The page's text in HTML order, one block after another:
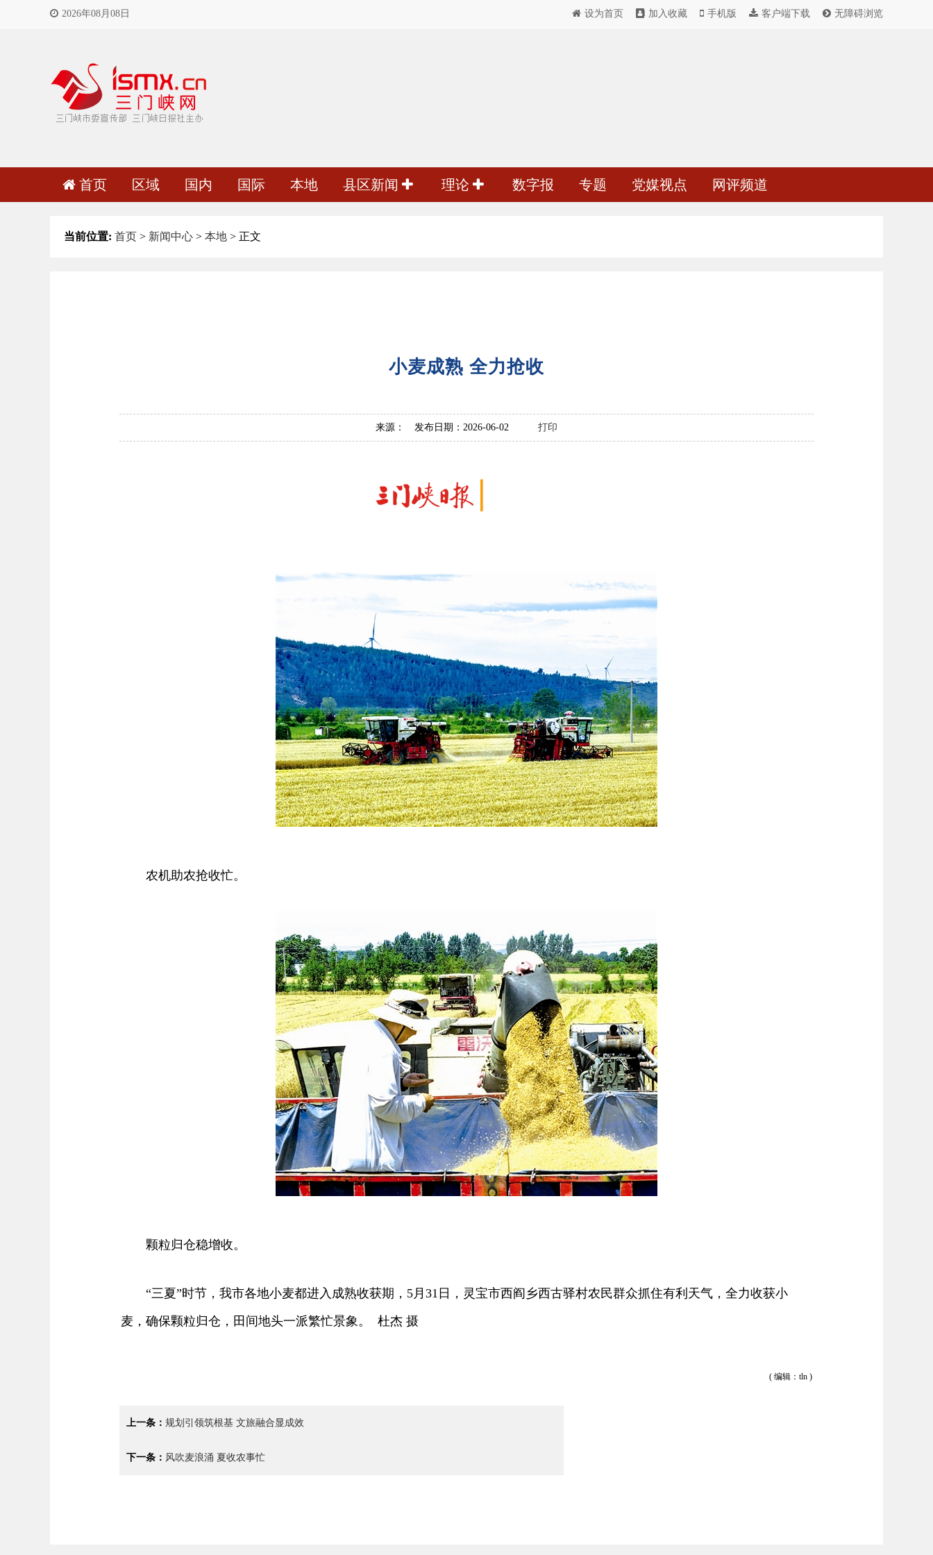
2026年08月08日 设为首页 加入收藏 手机版 客户端下载 无障碍浏览
首页 区域 国内 国际 本地 县区新闻 理论 数字报 专题 党媒视点 网评频道
当前位置: 首页 > 新闻中心 > 本地 > 正文
小麦成熟 全力抢收
来源： 发布日期：2026-06-02 打印
农机助农抢收忙。
颗粒归仓稳增收。
“三夏”时节，我市各地小麦都进入成熟收获期，5月31日，灵宝市西阎乡西古驿村农民群众抓住有利天气，全力收获小
麦，确保颗粒归仓，田间地头一派繁忙景象。 杜杰 摄
( 编辑：tln )
上一条： 规划引领筑根基 文旅融合显成效
下一条： 风吹麦浪涌 夏收农事忙